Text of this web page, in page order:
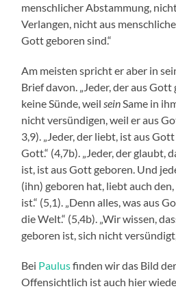
menschlicher Abstammung,
Verlangen, nicht aus
Gott geboren sind.“
Am meisten spricht er aber in
Brief davon. „Jeder, der aus
keine Sünde, weilseinSame in
nicht versündigen, weil er aus
3,9). „Jeder, der liebt, ist aus
Gott.“ (4,7b). „Jeder, der glaubt,
ist, ist aus Gott geboren. Und
(ihn) geboren hat, liebt auch
ist.“ (5,1). „Denn alles, was aus
die Welt.“ (5,4b). „Wir wissen,
geboren ist, sich nicht
Bei Paulusfinden wir das Bild
Offensichtlich ist auch hier